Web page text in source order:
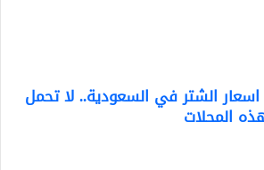
اسعار الشتر في السعودية.. لا تحمل
المحلات